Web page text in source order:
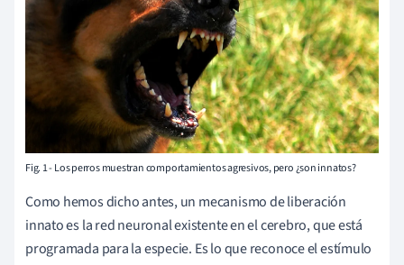
Fig. 1 - Los perros muestran comportamientos agresivos, pero ¿son innatos?
Como hemos dicho antes, un mecanismo de liberación
innato es la red neuronal existente en el cerebro, que está
programada para la especie. Es lo que reconoce el estímulo